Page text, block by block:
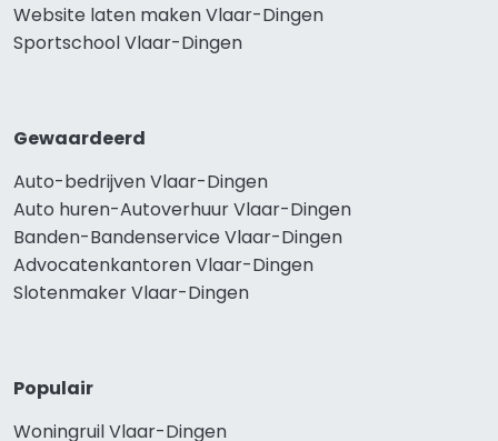
Website laten maken Vlaar-Dingen
Sportschool Vlaar-Dingen
Gewaardeerd
Auto-bedrijven Vlaar-Dingen
Auto huren-Autoverhuur Vlaar-Dingen
Banden-Bandenservice Vlaar-Dingen
Advocatenkantoren Vlaar-Dingen
Slotenmaker Vlaar-Dingen
Populair
Woningruil Vlaar-Dingen